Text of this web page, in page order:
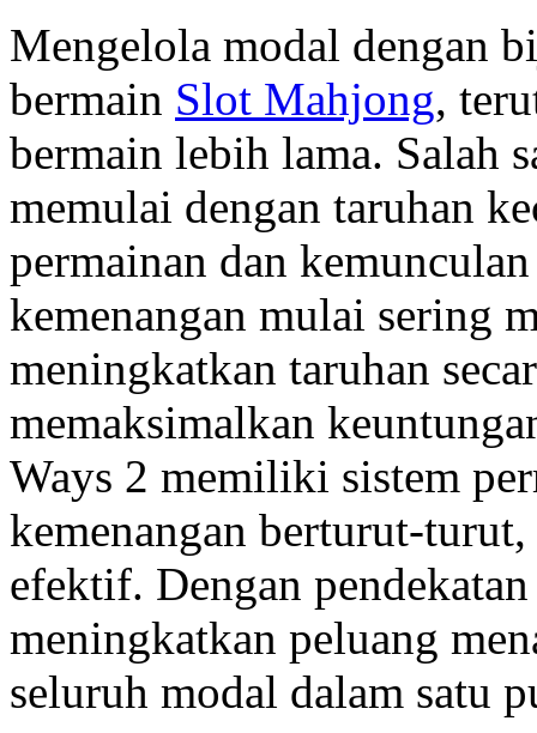
Mengelola modal dengan
bermain Slot Mahjong,
bermain lebih lama. Salah
memulai dengan taruhan
permainan dan
kemenangan mulai sering
meningkatkan taruhan
memaksimalkan
Ways 2 memiliki sistem
kemenangan berturut-
efektif. Dengan
meningkatkan peluang
seluruh modal dalam satu